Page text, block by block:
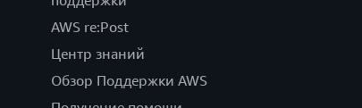
AWS re:Post
Центр знаний
Обзор Поддержки AWS